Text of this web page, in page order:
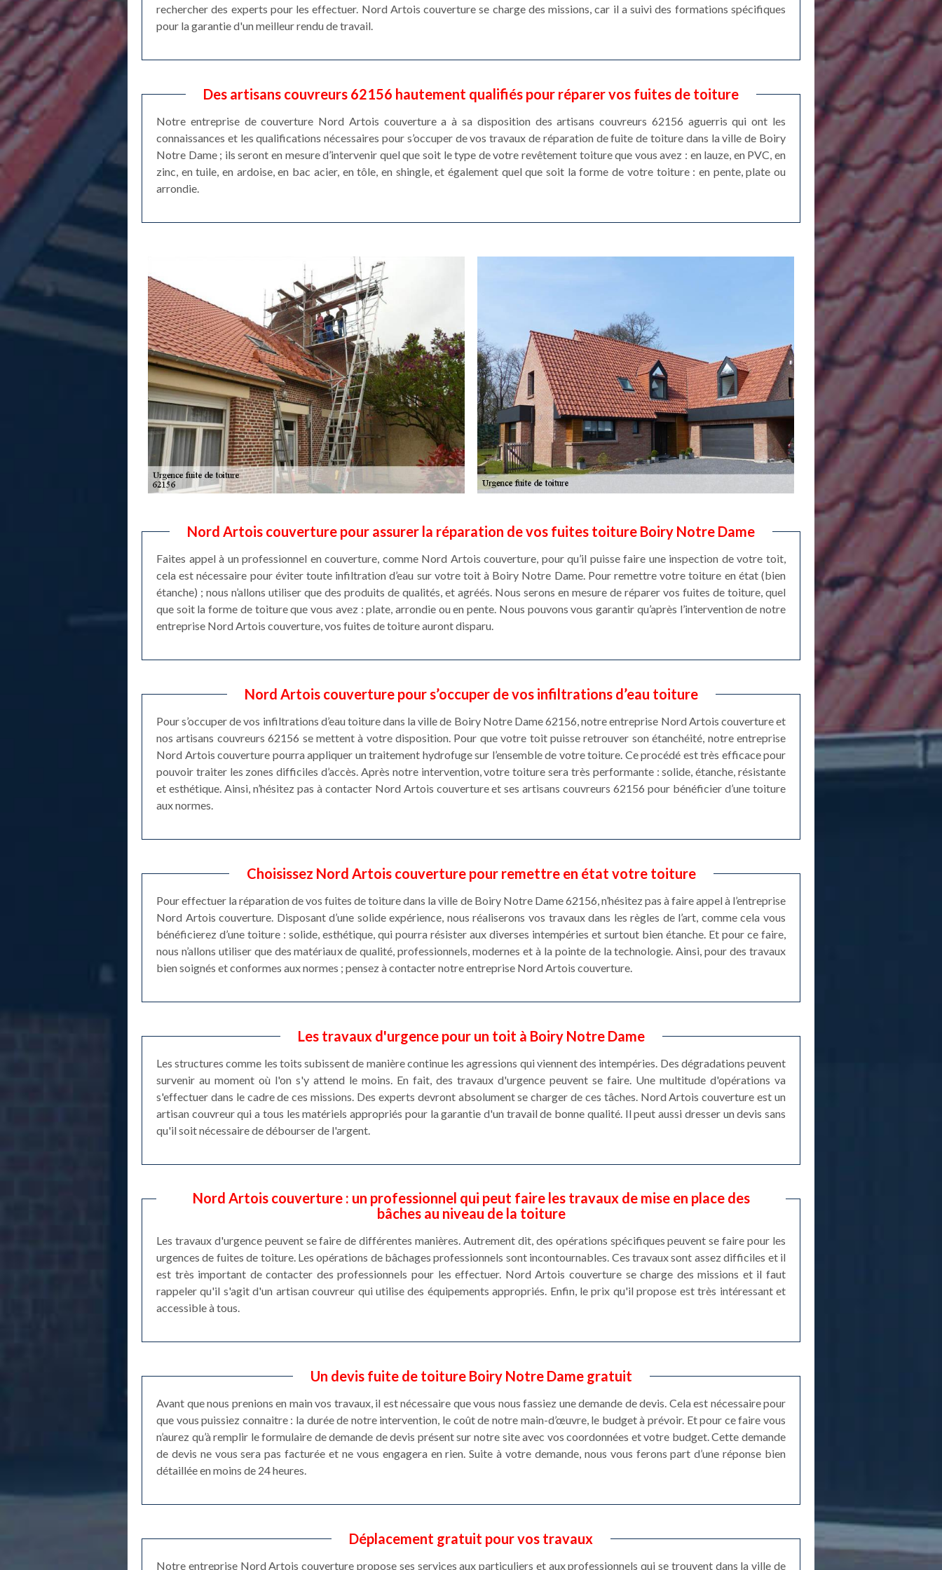
rechercher des experts pour les effectuer. Nord Artois couverture se charge des missions, car il a suivi des formations spécifiques
pour la garantie d'un meilleur rendu de travail.
Des artisans couvreurs 62156 hautement qualifiés pour réparer vos fuites de toiture
Notre entreprise de couverture Nord Artois couverture a à sa disposition des artisans couvreurs 62156 aguerris qui ont les
connaissances et les qualifications nécessaires pour s’occuper de vos travaux de réparation de fuite de toiture dans la ville de Boiry
Notre Dame ; ils seront en mesure d’intervenir quel que soit le type de votre revêtement toiture que vous avez : en lauze, en PVC, en
zinc, en tuile, en ardoise, en bac acier, en tôle, en shingle, et également quel que soit la forme de votre toiture : en pente, plate ou
arrondie.
Nord Artois couverture pour assurer la réparation de vos fuites toiture Boiry Notre Dame
Faites appel à un professionnel en couverture, comme Nord Artois couverture, pour qu’il puisse faire une inspection de votre toit,
cela est nécessaire pour éviter toute infiltration d’eau sur votre toit à Boiry Notre Dame. Pour remettre votre toiture en état (bien
étanche) ; nous n’allons utiliser que des produits de qualités, et agréés. Nous serons en mesure de réparer vos fuites de toiture, quel
que soit la forme de toiture que vous avez : plate, arrondie ou en pente. Nous pouvons vous garantir qu’après l’intervention de notre
entreprise Nord Artois couverture, vos fuites de toiture auront disparu.
Nord Artois couverture pour s’occuper de vos infiltrations d’eau toiture
Pour s’occuper de vos infiltrations d’eau toiture dans la ville de Boiry Notre Dame 62156, notre entreprise Nord Artois couverture et
nos artisans couvreurs 62156 se mettent à votre disposition. Pour que votre toit puisse retrouver son étanchéité, notre entreprise
Nord Artois couverture pourra appliquer un traitement hydrofuge sur l’ensemble de votre toiture. Ce procédé est très efficace pour
pouvoir traiter les zones difficiles d’accès. Après notre intervention, votre toiture sera très performante : solide, étanche, résistante
et esthétique. Ainsi, n’hésitez pas à contacter Nord Artois couverture et ses artisans couvreurs 62156 pour bénéficier d’une toiture
aux normes.
Choisissez Nord Artois couverture pour remettre en état votre toiture
Pour effectuer la réparation de vos fuites de toiture dans la ville de Boiry Notre Dame 62156, n’hésitez pas à faire appel à l’entreprise
Nord Artois couverture. Disposant d’une solide expérience, nous réaliserons vos travaux dans les règles de l’art, comme cela vous
bénéficierez d’une toiture : solide, esthétique, qui pourra résister aux diverses intempéries et surtout bien étanche. Et pour ce faire,
nous n’allons utiliser que des matériaux de qualité, professionnels, modernes et à la pointe de la technologie. Ainsi, pour des travaux
bien soignés et conformes aux normes ; pensez à contacter notre entreprise Nord Artois couverture.
Les travaux d'urgence pour un toit à Boiry Notre Dame
Les structures comme les toits subissent de manière continue les agressions qui viennent des intempéries. Des dégradations peuvent
survenir au moment où l'on s'y attend le moins. En fait, des travaux d'urgence peuvent se faire. Une multitude d'opérations va
s'effectuer dans le cadre de ces missions. Des experts devront absolument se charger de ces tâches. Nord Artois couverture est un
artisan couvreur qui a tous les matériels appropriés pour la garantie d'un travail de bonne qualité. Il peut aussi dresser un devis sans
qu'il soit nécessaire de débourser de l'argent.
Nord Artois couverture : un professionnel qui peut faire les travaux de mise en place des
bâches au niveau de la toiture
Les travaux d'urgence peuvent se faire de différentes manières. Autrement dit, des opérations spécifiques peuvent se faire pour les
urgences de fuites de toiture. Les opérations de bâchages professionnels sont incontournables. Ces travaux sont assez difficiles et il
est très important de contacter des professionnels pour les effectuer. Nord Artois couverture se charge des missions et il faut
rappeler qu'il s'agit d'un artisan couvreur qui utilise des équipements appropriés. Enfin, le prix qu'il propose est très intéressant et
accessible à tous.
Un devis fuite de toiture Boiry Notre Dame gratuit
Avant que nous prenions en main vos travaux, il est nécessaire que vous nous fassiez une demande de devis. Cela est nécessaire pour
que vous puissiez connaitre : la durée de notre intervention, le coût de notre main-d’œuvre, le budget à prévoir. Et pour ce faire vous
n’aurez qu’à remplir le formulaire de demande de devis présent sur notre site avec vos coordonnées et votre budget. Cette demande
de devis ne vous sera pas facturée et ne vous engagera en rien. Suite à votre demande, nous vous ferons part d’une réponse bien
détaillée en moins de 24 heures.
Déplacement gratuit pour vos travaux
Notre entreprise Nord Artois couverture propose ses services aux particuliers et aux professionnels qui se trouvent dans la ville de